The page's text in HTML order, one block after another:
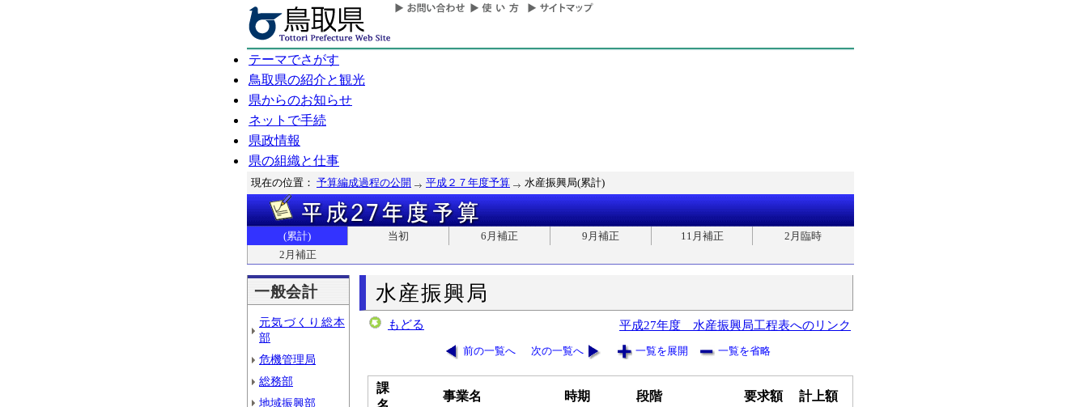
テーマでさがす
鳥取県の紹介と観光
県からのお知らせ
ネットで手続
県政情報
県の組織と仕事
現在の位置： 予算編成過程の公開 平成２７年度予算 水産振興局(累計)
(累計) 当初 6月補正 9月補正 11月補正
2月臨時
2月補正
一般会計
元気づくり総本
部
危機管理局
総務部
地域振興部
水産振興局
もどる 平成27年度 水産振興局工程表へのリンク
前の一覧へ 次の一覧へ 一覧を展開 一覧を省略
課
事業名 時期 段階 要求額 計上額